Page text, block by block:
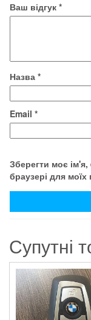
Ваш відгук *
Назва *
Email *
Зберегти моє
браузері для
Супутні